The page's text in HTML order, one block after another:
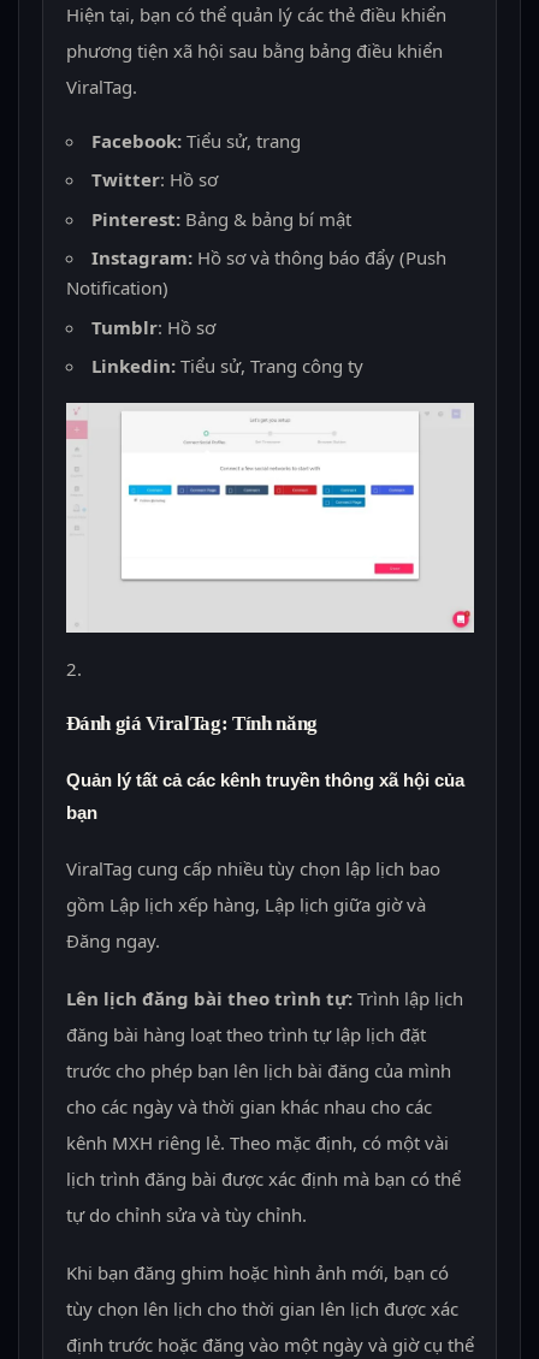
Hiện tại, bạn có thể quản lý các thẻ điều khiển
phương tiện xã hội sau bằng bảng điều khiển
ViralTag.
Facebook:Tiểu sử, trang
Twitter: Hồ sơ
Pinterest: Bảng & bảng bí mật
Instagram: Hồ sơ và thông báo đẩy (Push
Notification)
Tumblr: Hồ sơ
Linkedin: Tiểu sử, Trang công ty
Đánh giá ViralTag: Tính năng
Quản lý tất cả các kênh truyền thông xã hội của
bạn
ViralTag cung cấp nhiều tùy chọn lập lịch bao
gồm Lập lịch xếp hàng, Lập lịch giữa giờ và
Đăng ngay.
Lên lịch đăng bài theo trình tự:Trình lập lịch
đăng bài hàng loạt theo trình tự lập lịch đặt
trước cho phép bạn lên lịch bài đăng của mình
cho các ngày và thời gian khác nhau cho các
kênh MXH riêng lẻ. Theo mặc định, có một vài
lịch trình đăng bài được xác định mà bạn có thể
tự do chỉnh sửa và tùy chỉnh.
Khi bạn đăng ghim hoặc hình ảnh mới, bạn có
tùy chọn lên lịch cho thời gian lên lịch được xác
định trước hoặc đăng vào một ngày và giờ cụ thể